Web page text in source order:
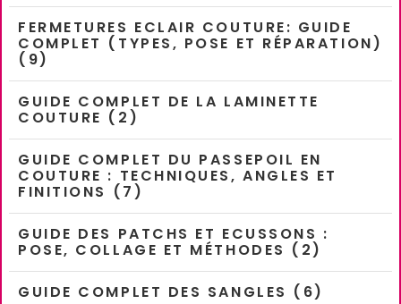
FERMETURES ECLAIR COUTURE: GUIDE
COMPLET (TYPES, POSE ET RÉPARATION)
(9)
GUIDE COMPLET DE LA LAMINETTE
COUTURE (2)
GUIDE COMPLET DU PASSEPOIL EN
COUTURE : TECHNIQUES, ANGLES ET
FINITIONS (7)
GUIDE DES PATCHS ET ECUSSONS :
POSE, COLLAGE ET MÉTHODES (2)
GUIDE COMPLET DES SANGLES (6)